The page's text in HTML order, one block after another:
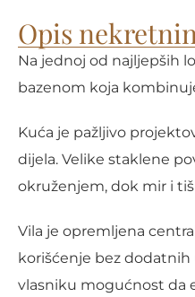
Opis
Na jednoj od najljepših
bazenom koja
Kuća je pažljivo
dijela. Velike staklene
okruženjem, dok mir i
Vila je opremljena
korišćenje bez
vlasniku mogućnost da